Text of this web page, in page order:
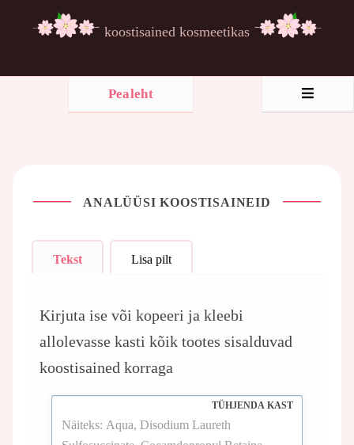
koostisained kosmeetikas
Pealeht
ANALÜÜSI KOOSTISAINEID
Tekst Lisa pilt
Kirjuta ise või kopeeri ja kleebi
allolevasse kasti kõik tootes sisalduvad
koostisained korraga
TÜHJENDA KAST